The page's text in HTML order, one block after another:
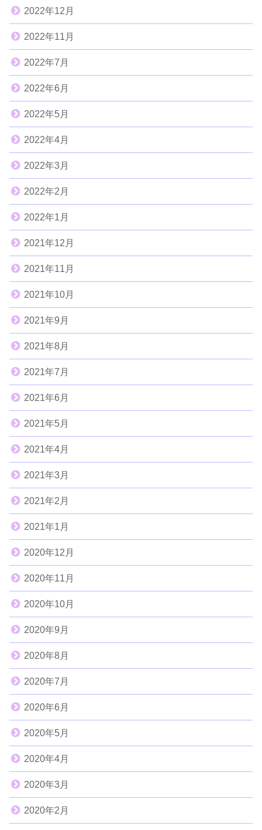
2022年12月
2022年11月
2022年7月
2022年6月
2022年5月
2022年4月
2022年3月
2022年2月
2022年1月
2021年12月
2021年11月
2021年10月
2021年9月
2021年8月
2021年7月
2021年6月
2021年5月
2021年4月
2021年3月
2021年2月
2021年1月
2020年12月
2020年11月
2020年10月
2020年9月
2020年8月
2020年7月
2020年6月
2020年5月
2020年4月
2020年3月
2020年2月